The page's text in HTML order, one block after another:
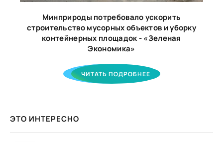
Минприроды потребовало ускорить
строительство мусорных объектов и уборку
контейнерных площадок - «Зеленая
Экономика»
ЧИТАТЬ ПОДРОБНЕЕ
ЭТО ИНТЕРЕСНО